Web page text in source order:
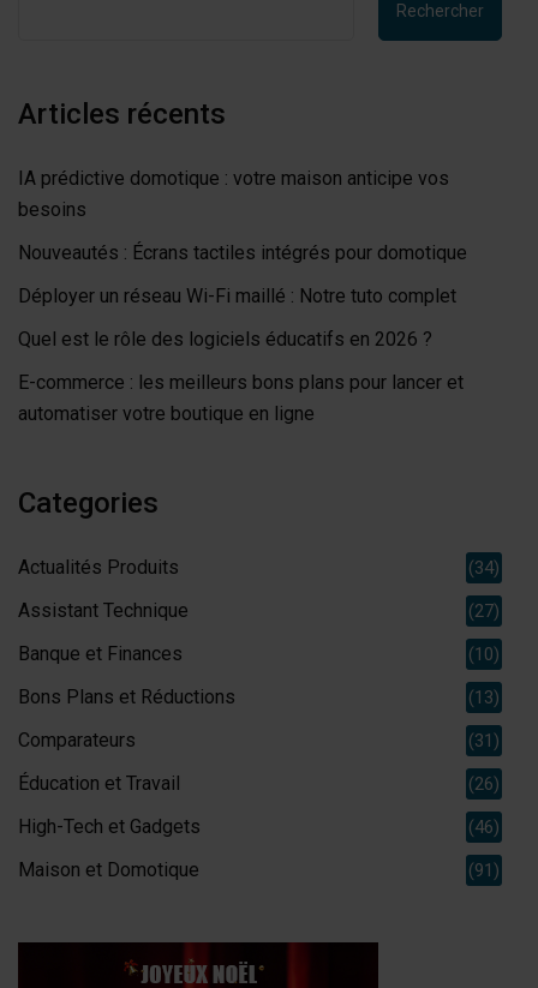
Rechercher
Articles récents
IA prédictive domotique : votre maison anticipe vos
besoins
Nouveautés : Écrans tactiles intégrés pour domotique
Déployer un réseau Wi-Fi maillé : Notre tuto complet
Quel est le rôle des logiciels éducatifs en 2026 ?
E-commerce : les meilleurs bons plans pour lancer et
automatiser votre boutique en ligne
Categories
Actualités Produits (34)
Assistant Technique (27)
Banque et Finances (10)
Bons Plans et Réductions (13)
Comparateurs (31)
Éducation et Travail (26)
High-Tech et Gadgets (46)
Maison et Domotique (91)